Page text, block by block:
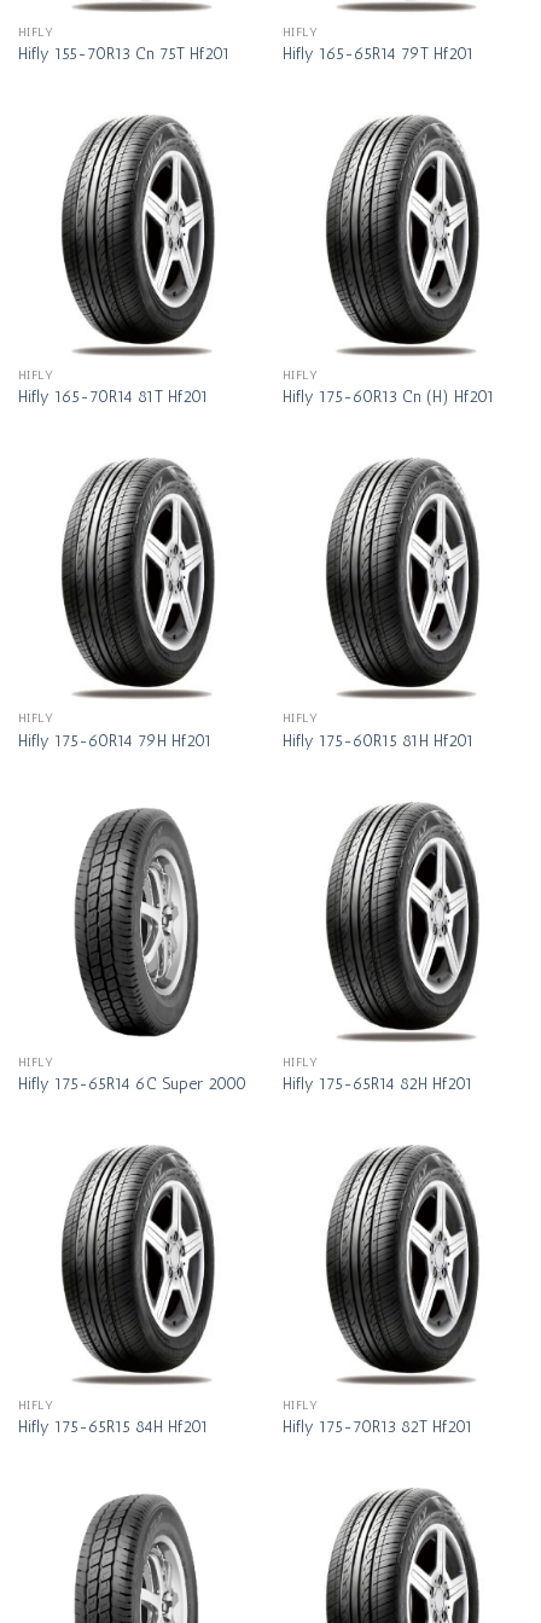
HIFLY
Hifly 155-70R13 Cn 75T Hf201
HIFLY
Hifly 165-65R14 79T Hf201
HIFLY
Hifly 165-70R14 81T Hf201
HIFLY
Hifly 175-60R13 Cn (H) Hf201
HIFLY
Hifly 175-60R14 79H Hf201
HIFLY
Hifly 175-60R15 81H Hf201
HIFLY
Hifly 175-65R14 6C Super 2000
HIFLY
Hifly 175-65R14 82H Hf201
HIFLY
Hifly 175-65R15 84H Hf201
HIFLY
Hifly 175-70R13 82T Hf201